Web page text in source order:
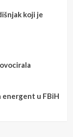
koji je
energent u FBiH